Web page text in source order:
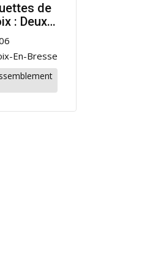
de
: Deux
!
En-Bresse